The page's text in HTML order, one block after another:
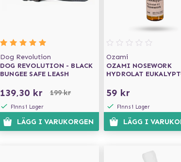
Dog Revolution
DOG REVOLUTION - BLACK
BUNGEE SAFE LEASH
139,30 kr 199 kr
Finns i Lager
LÄGG I VARUKORGEN
Ozami
OZAMI NOSEWORK
HYDROLAT
59 kr
Finns i Lager
LÄGG I